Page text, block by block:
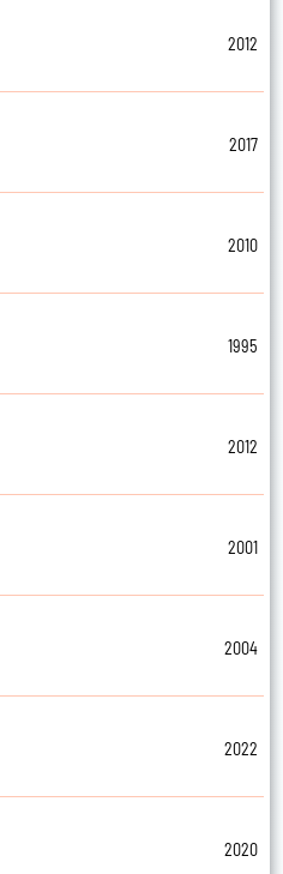
2012
2017
2010
1995
2012
2001
2004
2022
2020